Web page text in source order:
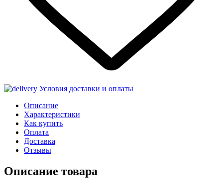
Условия доставки и оплаты
Описание
Характеристики
Как купить
Оплата
Доставка
Отзывы
Описание товара